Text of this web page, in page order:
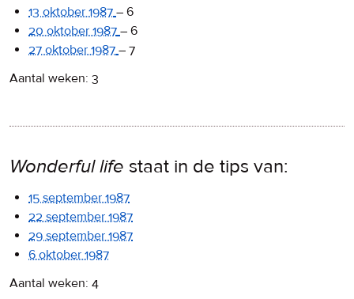
13 oktober 1987 – 6
20 oktober 1987 – 6
27 oktober 1987 – 7
Aantal weken: 3
Wonderful life staat in de tips van:
15 september 1987
22 september 1987
29 september 1987
6 oktober 1987
Aantal weken: 4